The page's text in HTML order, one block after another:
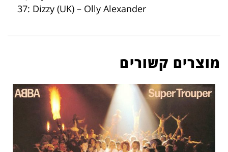
37: Dizzy (UK) – Olly Alexander
מוצרים קשורים